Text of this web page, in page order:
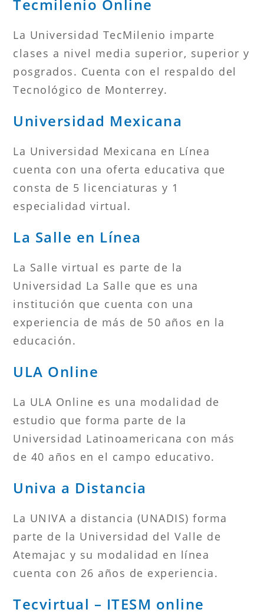
Tecmilenio Online
La Universidad TecMilenio imparte
clases a nivel media superior, superior y
posgrados. Cuenta con el respaldo del
Tecnológico de Monterrey.
Universidad Mexicana
La Universidad Mexicana en Línea
cuenta con una oferta educativa que
consta de 5 licenciaturas y 1
especialidad virtual.
La Salle en Línea
La Salle virtual es parte de la
Universidad La Salle que es una
institución que cuenta con una
experiencia de más de 50 años en la
educación.
ULA Online
La ULA Online es una modalidad de
estudio que forma parte de la
Universidad Latinoamericana con más
de 40 años en el campo educativo.
Univa a Distancia
La UNIVA a distancia (UNADIS) forma
parte de la Universidad del Valle de
Atemajac y su modalidad en línea
cuenta con 26 años de experiencia.
Tecvirtual – ITESM online